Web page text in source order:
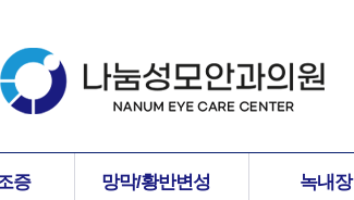
증 망막/황반변성 녹내장